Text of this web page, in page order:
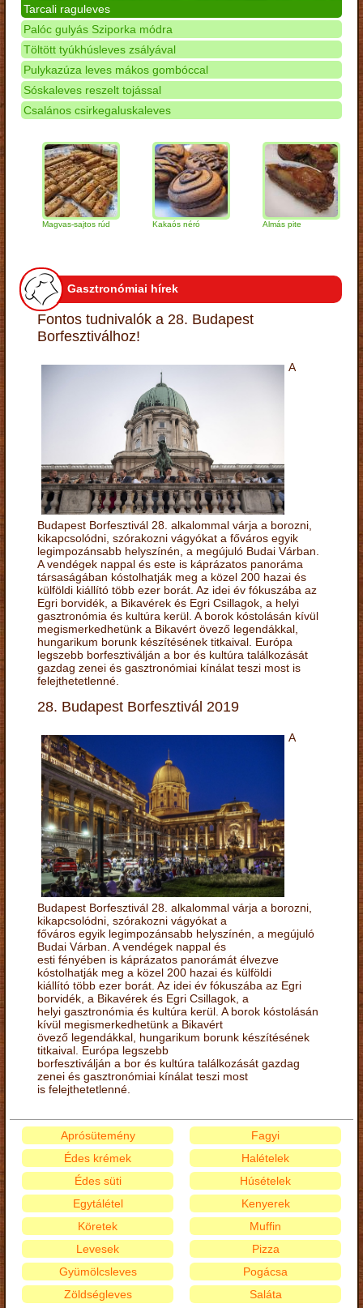
Tarcali raguleves
Palóc gulyás Sziporka módra
Töltött tyúkhúsleves zsályával
Pulykazúza leves mákos gombóccal
Sóskaleves reszelt tojással
Csalános csirkegaluskaleves
Magvas-sajtos rúd Kakaós néró Almás pite
Gasztronómiai hírek
Fontos tudnivalók a 28. Budapest
Borfesztiválhoz!
A
Budapest Borfesztivál 28. alkalommal várja a borozni,
kikapcsolódni, szórakozni vágyókat a főváros egyik
legimpozánsabb helyszínén, a megújuló Budai Várban.
A vendégek nappal és este is káprázatos panoráma
társaságában kóstolhatják meg a közel 200 hazai és
külföldi kiállító több ezer borát. Az idei év fókuszába az
Egri borvidék, a Bikavérek és Egri Csillagok, a helyi
gasztronómia és kultúra kerül. A borok kóstolásán kívül
megismerkedhetünk a Bikavért övező legendákkal,
hungarikum borunk készítésének titkaival. Európa
legszebb borfesztiválján a bor és kultúra találkozását
gazdag zenei és gasztronómiai kínálat teszi most is
felejthetetlenné.
28. Budapest Borfesztivál 2019
A
Budapest Borfesztivál 28. alkalommal várja a borozni,
kikapcsolódni, szórakozni vágyókat a
főváros egyik legimpozánsabb helyszínén, a megújuló
Budai Várban. A vendégek nappal és
esti fényében is káprázatos panorámát élvezve
kóstolhatják meg a közel 200 hazai és külföldi
kiállító több ezer borát. Az idei év fókuszába az Egri
borvidék, a Bikavérek és Egri Csillagok, a
helyi gasztronómia és kultúra kerül. A borok kóstolásán
kívül megismerkedhetünk a Bikavért
övező legendákkal, hungarikum borunk készítésének
titkaival. Európa legszebb
borfesztiválján a bor és kultúra találkozását gazdag
zenei és gasztronómiai kínálat teszi most
is felejthetetlenné.
Aprósütemény
Édes krémek
Édes süti
Egytálétel
Fagyi
Halételek
Húsételek
Kenyerek
Köretek
Levesek
Gyümölcsleves
Zöldségleves
Muffin
Pizza
Pogácsa
Saláta